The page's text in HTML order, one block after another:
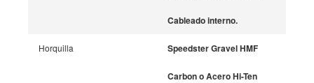
Cableado interno.
Horquilla Speedster Gravel HMF
Carbon o Acero Hi-Ten